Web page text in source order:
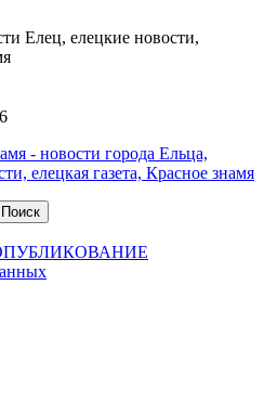
Елец, елецкие новости,
- новости города Ельца,
елецкая газета, Красное знамя